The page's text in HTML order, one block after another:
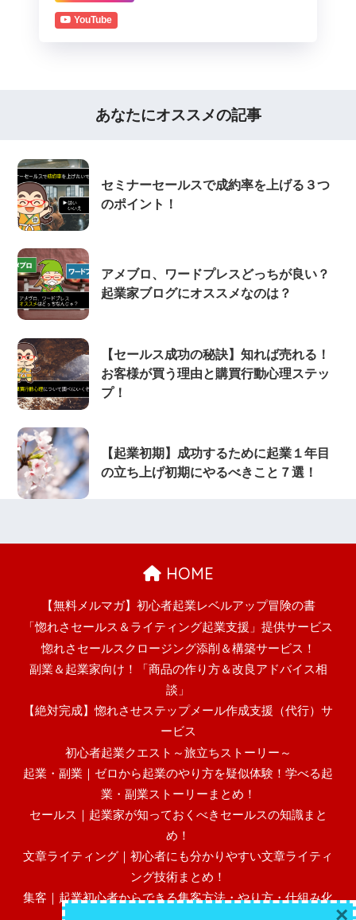
YouTube
あなたにオススメの記事
セミナーセールスで成約率を上げる３つ
のポイント！
アメブロ、ワードプレスどっちが良い？
起業家ブログにオススメなのは？
【セールス成功の秘訣】知れば売れる！
お客様が買う理由と購買行動心理ステッ
プ！
【起業初期】成功するために起業１年目
の立ち上げ初期にやるべきこと７選！
HOME
【無料メルマガ】初心者起業レベルアップ冒険の書
「惚れさセールス＆ライティング起業支援」提供サービス
惚れさセールスクロージング添削＆構築サービス！
副業＆起業家向け！「商品の作り方＆改良アドバイス相
談」
【絶対完成】惚れさせステップメール作成支援（代行）サ
ービス
初心者起業クエスト～旅立ちストーリー～
起業・副業｜ゼロから起業のやり方を疑似体験！学べる起
業・副業ストーリーまとめ！
セールス｜起業家が知っておくべきセールスの知識まと
め！
文章ライティング｜初心者にも分かりやすい文章ライティ
ング技術まとめ！
集客｜起業初心者からできる集客方法・やり方・仕組み化